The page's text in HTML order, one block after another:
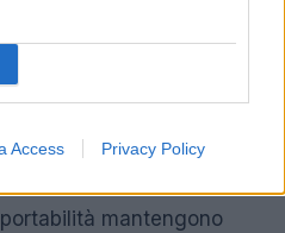
Access Privacy Policy
e partner.
un costo e diventa un
mantengono